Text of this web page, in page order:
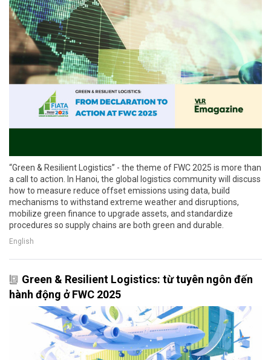
“Green & Resilient Logistics” - the theme of FWC 2025 is more than
a call to action. In Hanoi, the global logistics community will discuss
how to measure reduce offset emissions using data, build
mechanisms to withstand extreme weather and disruptions,
mobilize green finance to upgrade assets, and standardize
procedures so supply chains are both green and durable.
English
Green & Resilient Logistics: từ tuyên ngôn đến
hành động ở FWC 2025